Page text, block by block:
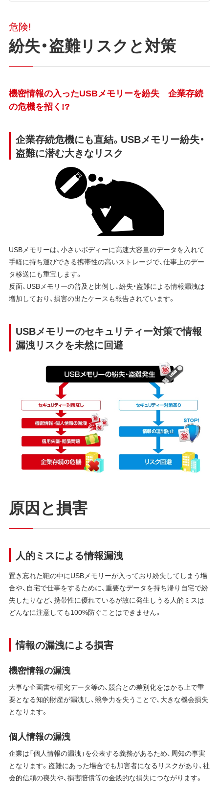
危険!
紛失・盗難リスクと対策
機密情報の入ったUSBメモリーを紛失 企業存続
の危機を招く!?
企業存続危機にも直結。USBメモリー紛失・
盗難に潜む大きなリスク
USBメモリーは、小さいボディーに高速大容量のデータを入れて
手軽に持ち運びできる携帯性の高いストレージで、仕事上のデー
タ移送にも重宝します。
反面、USBメモリーの普及と比例し、紛失・盗難による情報漏洩は
増加しており、損害の出たケースも報告されています。
USBメモリーのセキュリティー対策で情報
漏洩リスクを未然に回避
原因と損害
人的ミスによる情報漏洩
置き忘れた鞄の中にUSBメモリーが入っており紛失してしまう場
合や、自宅で仕事をするために、重要なデータを持ち帰り自宅で紛
失したりなど、携帯性に優れているが故に発生しうる人的ミスは
どんなに注意しても100%防ぐことはできません。
情報の漏洩による損害
機密情報の漏洩
大事な企画書や研究データ等の、競合との差別化をはかる上で重
要となる知的財産が漏洩し、競争力を失うことで、大きな機会損失
となります。
個人情報の漏洩
企業は「個人情報の漏洩」を公表する義務があるため、周知の事実
となります。盗難にあった場合でも加害者になるリスクがあり、社
会的信頼の喪失や、損害賠償等の金銭的な損失につながります。